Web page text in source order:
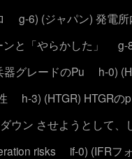
g-6) (ジャパン) 発電
と「やらかした」
g-
グレードのPu
h-0)
h-3) (HTGR) HTGRの
ウン させようとして、
risks
if-0) (IFRフ